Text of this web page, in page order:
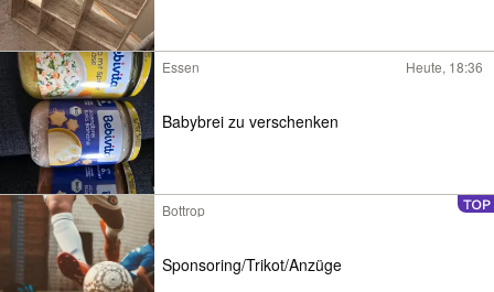
Essen Heute, 18:36
Babybrei zu verschenken
Bottrop
Sponsoring/Trikot/Anzüge